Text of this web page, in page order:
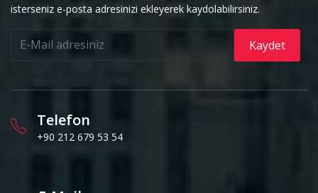
isterseniz e-posta adresinizi ekleyerek kaydolabilirsiniz.
Kaydet
Telefon
+90 212 679 53 54